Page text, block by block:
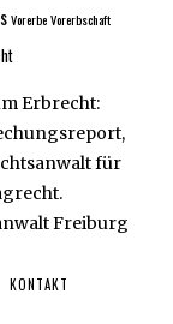
VorerbeVorerbschaft
Erbrecht:
für
Freiburg
KONTAKT